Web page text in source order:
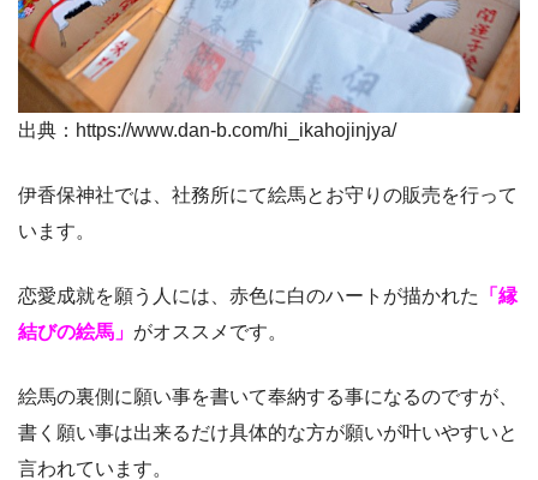
出典：https://www.dan-b.com/hi_ikahojinjya/
伊香保神社では、社務所にて絵馬とお守りの販売を行って
います。
恋愛成就を願う人には、赤色に白のハートが描かれた
「縁
結びの絵馬」 がオススメです。
絵馬の裏側に願い事を書いて奉納する事になるのですが、
書く願い事は出来るだけ具体的な方が願いが叶いやすいと
言われています。